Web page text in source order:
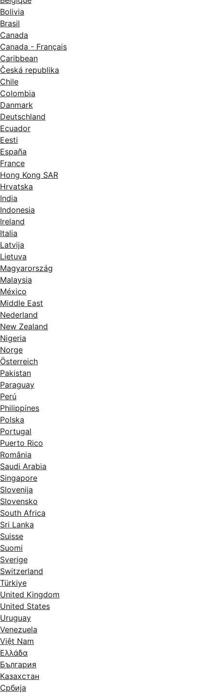
Bolivia
Brasil
Canada
Canada - Français
Caribbean
Česká republika
Chile
Colombia
Danmark
Deutschland
Ecuador
Eesti
España
France
Hong Kong SAR
Hrvatska
India
Indonesia
Ireland
Italia
Latvija
Lietuva
Magyarország
Malaysia
México
Middle East
Nederland
New Zealand
Nigeria
Norge
Österreich
Pakistan
Paraguay
Perú
Philippines
Polska
Portugal
Puerto Rico
România
Saudi Arabia
Singapore
Slovenija
Slovensko
South Africa
Sri Lanka
Suisse
Suomi
Sverige
Switzerland
Türkiye
United Kingdom
United States
Uruguay
Venezuela
Việt Nam
Ελλάδα
България
Казахстан
Србија